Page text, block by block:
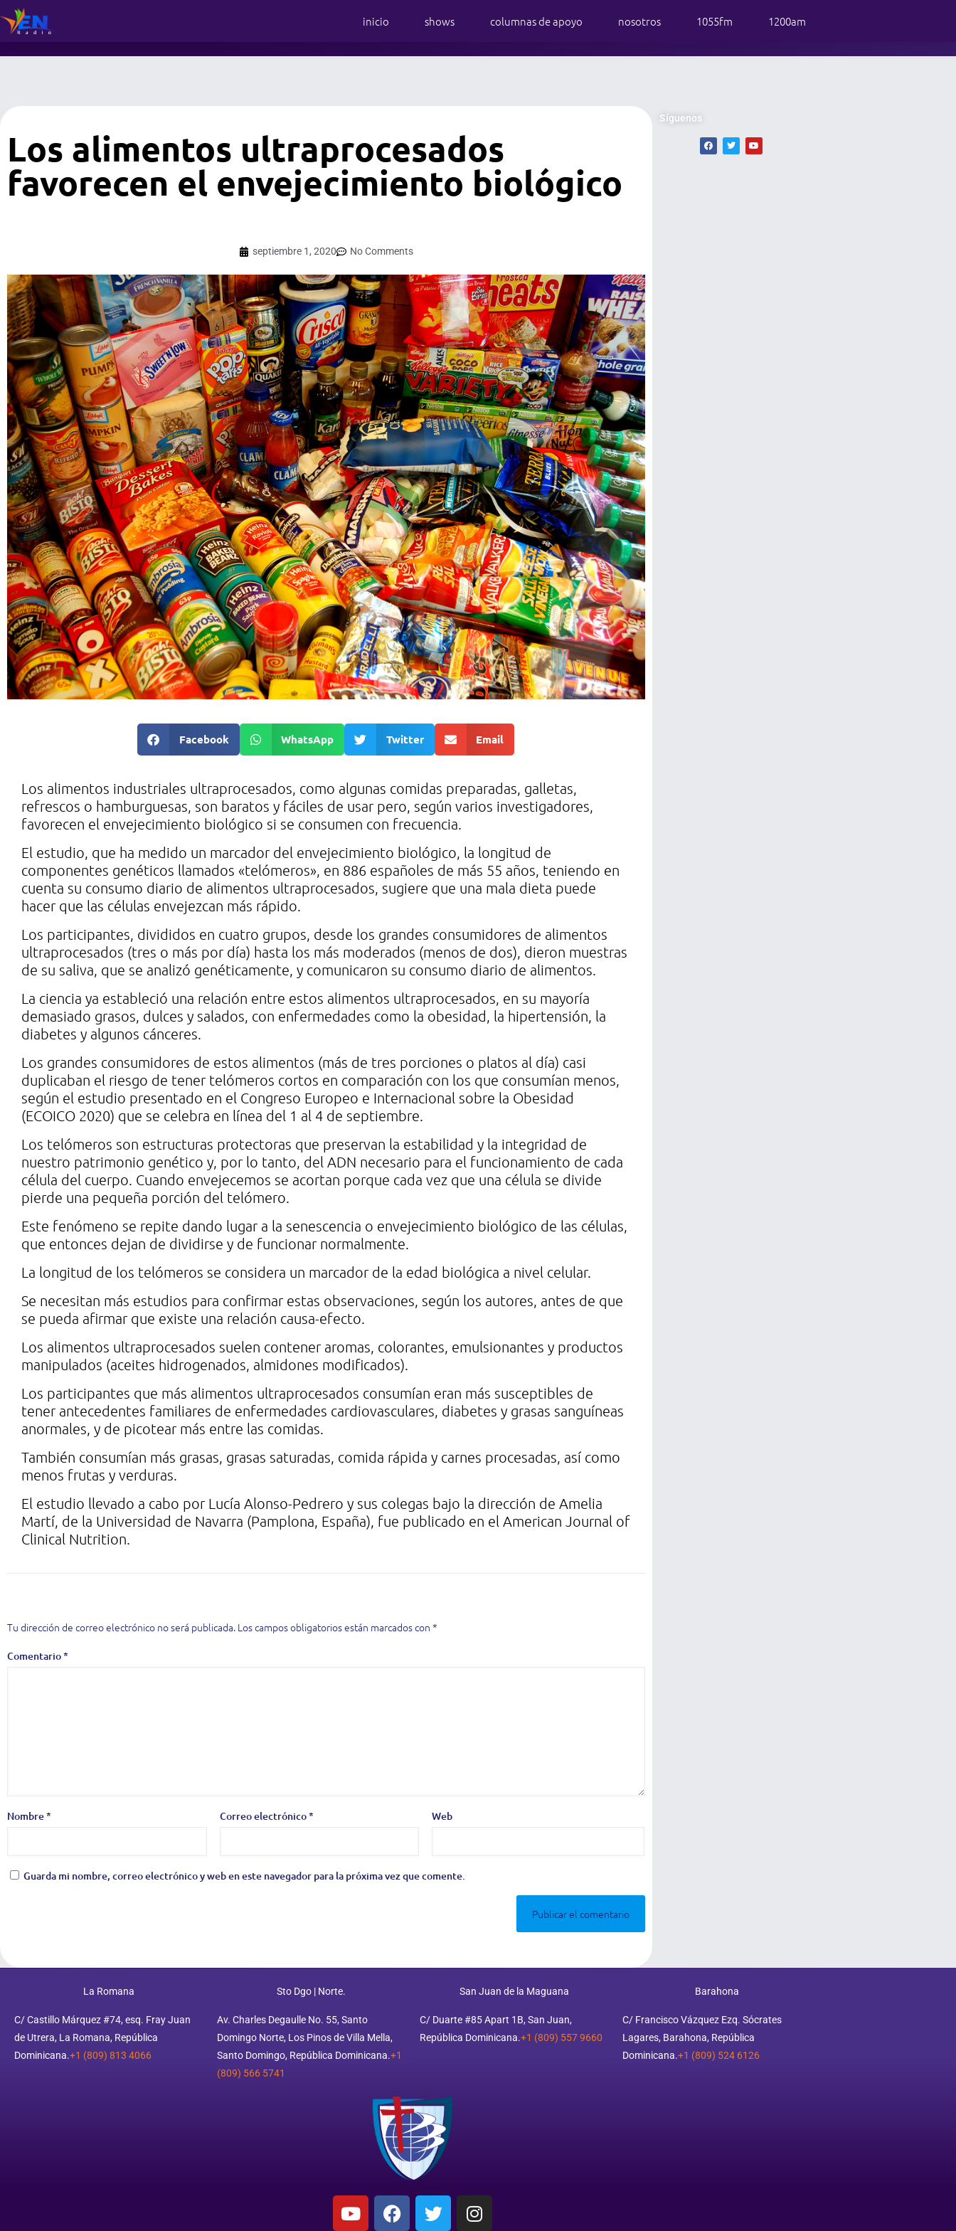
inicio shows columnas de apoyo nosotros 1055fm 1200am
Los alimentos ultraprocesados
favorecen el envejecimiento biológico
septiembre 1, 2020 No Comments
Facebook WhatsApp Twitter Email
Los alimentos industriales ultraprocesados, como algunas comidas preparadas, galletas,
refrescos o hamburguesas, son baratos y fáciles de usar pero, según varios investigadores,
favorecen el envejecimiento biológico si se consumen con frecuencia.
El estudio, que ha medido un marcador del envejecimiento biológico, la longitud de
componentes genéticos llamados «telómeros», en 886 españoles de más 55 años, teniendo en
cuenta su consumo diario de alimentos ultraprocesados, sugiere que una mala dieta puede
hacer que las células envejezcan más rápido.
Los participantes, divididos en cuatro grupos, desde los grandes consumidores de alimentos
ultraprocesados (tres o más por día) hasta los más moderados (menos de dos), dieron muestras
de su saliva, que se analizó genéticamente, y comunicaron su consumo diario de alimentos.
La ciencia ya estableció una relación entre estos alimentos ultraprocesados, en su mayoría
demasiado grasos, dulces y salados, con enfermedades como la obesidad, la hipertensión, la
diabetes y algunos cánceres.
Los grandes consumidores de estos alimentos (más de tres porciones o platos al día) casi
duplicaban el riesgo de tener telómeros cortos en comparación con los que consumían menos,
según el estudio presentado en el Congreso Europeo e Internacional sobre la Obesidad
(ECOICO 2020) que se celebra en línea del 1 al 4 de septiembre.
Los telómeros son estructuras protectoras que preservan la estabilidad y la integridad de
nuestro patrimonio genético y, por lo tanto, del ADN necesario para el funcionamiento de cada
célula del cuerpo. Cuando envejecemos se acortan porque cada vez que una célula se divide
pierde una pequeña porción del telómero.
Este fenómeno se repite dando lugar a la senescencia o envejecimiento biológico de las células,
que entonces dejan de dividirse y de funcionar normalmente.
La longitud de los telómeros se considera un marcador de la edad biológica a nivel celular.
Se necesitan más estudios para confirmar estas observaciones, según los autores, antes de que
se pueda afirmar que existe una relación causa-efecto.
Los alimentos ultraprocesados suelen contener aromas, colorantes, emulsionantes y productos
manipulados (aceites hidrogenados, almidones modificados).
Los participantes que más alimentos ultraprocesados consumían eran más susceptibles de
tener antecedentes familiares de enfermedades cardiovasculares, diabetes y grasas sanguíneas
anormales, y de picotear más entre las comidas.
También consumían más grasas, grasas saturadas, comida rápida y carnes procesadas, así como
menos frutas y verduras.
El estudio llevado a cabo por Lucía Alonso-Pedrero y sus colegas bajo la dirección de Amelia
Martí, de la Universidad de Navarra (Pamplona, España), fue publicado en el American Journal of
Clinical Nutrition.
Tu dirección de correo electrónico no será publicada. Los campos obligatorios están marcados con *
Comentario*
Nombre* Correo electrónico* Web
Guarda mi nombre, correo electrónico y web en este navegador para la próxima vez que comente.
Síguenos
La Romana
C/ Castillo Márquez #74, esq. Fray Juan
de Utrera, La Romana, República
Dominicana.+1 (809) 813 4066
Sto Dgo | Norte.
Av. Charles Degaulle No. 55, Santo
Domingo Norte, Los Pinos de Villa Mella,
Santo Domingo, República Dominicana.+1
(809) 566 5741
San Juan de la Maguana
C/ Duarte #85 Apart 1B, San Juan,
República Dominicana.+1 (809) 557 9660
Barahona
C/ Francisco Vázquez Ezq. Sócrates
Lagares, Barahona, República
Dominicana.+1 (809) 524 6126